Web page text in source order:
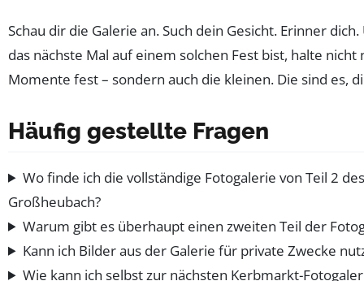
Schau dir die Galerie an. Such dein Gesicht. Erinner
das nächste Mal auf einem solchen Fest bist, halte
Momente fest – sondern auch die kleinen. Die sind es,
Häufig gestellte Fragen
Wo finde ich die vollständige Fotogalerie von Teil 2
Großheubach?
Warum gibt es überhaupt einen zweiten Teil der
Kann ich Bilder aus der Galerie für private Zwecke
Wie kann ich selbst zur nächsten Kerbmarkt-